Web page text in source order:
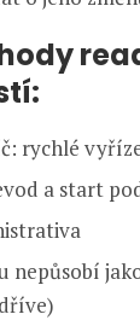
rychlé
a start
nepůsobí